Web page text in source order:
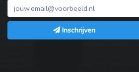
Inschrijven